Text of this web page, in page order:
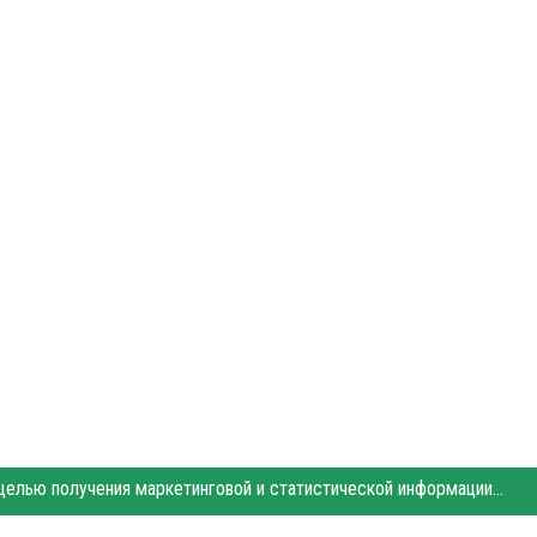
Этот сайт использует «cookies». Также сайт использует интернет-сервис для сбора технических данных касательно посетителей с целью получения маркетинговой и статистической информации. Условия обработки данных посетителей сайта см.